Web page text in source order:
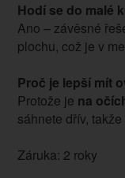
Hodí se do malé
Ano – závěsné
plochu, což je v
Proč je lepší mít
Protože je na
sáhnete dřív, takže
Záruka: 2 roky